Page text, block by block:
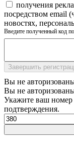
получения
посредством email
новостях,
Введите полученный код
Завершить
Вы не
Вы не
Укажите ваш
подтверждения.